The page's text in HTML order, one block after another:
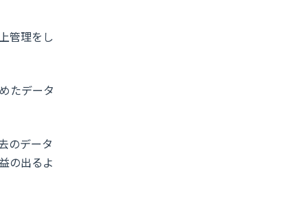
管理をし
たデータ
のデータ
の出るよ